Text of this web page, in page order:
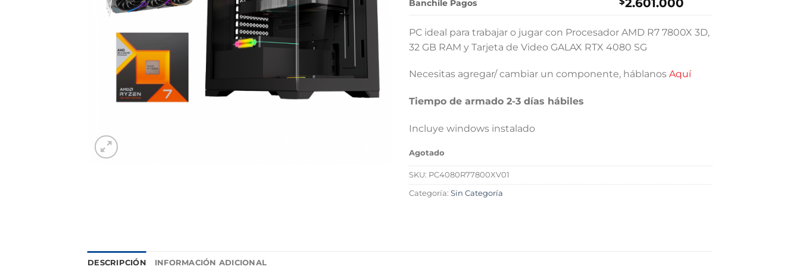
Banchile Pagos
PC ideal para trabajar o jugar con Procesador AMD R7 7800X 3D,
32 GB RAM y Tarjeta de Video GALAX RTX 4080 SG
Necesitas agregar/ cambiar un componente, háblanos Aquí
Tiempo de armado 2-3 días hábiles
Incluye windows instalado
Agotado
SKU: PC4080R77800XV01
Categoría: Sin Categoría
DESCRIPCIÓN INFORMACIÓN ADICIONAL